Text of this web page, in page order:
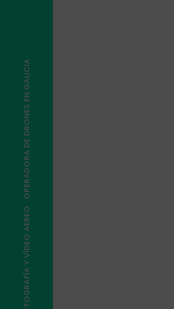
©2026, VOLAIR®, FOTOGRAFÍA Y VÍDEO AÉREO · OPERADORA DE DRONES EN GALICIA